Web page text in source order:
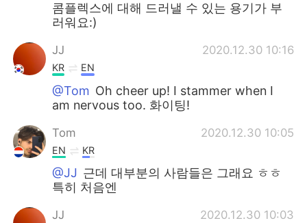
콤플렉스에 대해 드러낼 수 있는 용기가 부
러워요:)
JJ 2020.12.30 10:16
KR EN
@Tom Oh cheer up! I stammer when I
am nervous too. 화이팅!
Tom 2020.12.30 10:05
EN KR
@JJ 근데 대부분의 사람들은 그래요 ㅎㅎ
특히 처음엔
JJ 2020.12.30 10:03